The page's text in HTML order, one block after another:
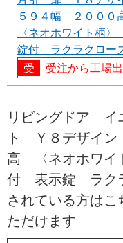
５９４幅 ２０００
〈ネオホワイト柄
錠付 ラクラクロー
受注から工場
リビングドア
ト Ｙ８デザイ
高 〈ネオホワ
付 表示錠 ラク
されている方は
ただけます